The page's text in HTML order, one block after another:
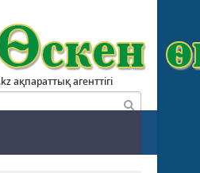
ақпараттық агенттігі